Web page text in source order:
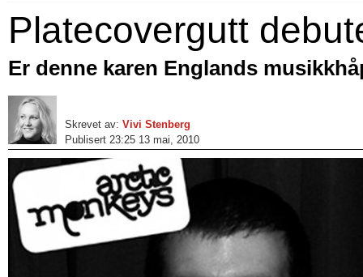
Platecovergutt
Er denne karen Englands
Skrevet av: Vivi Stenberg
Publisert 23:25 13 mai, 2010